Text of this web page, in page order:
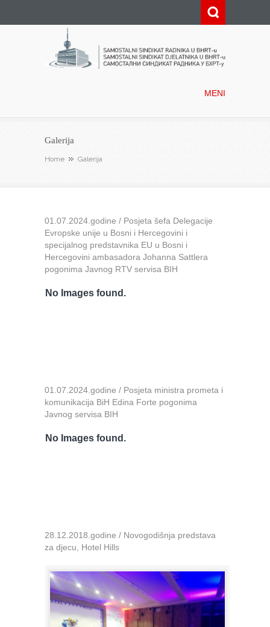
MENI
Galerija
Home Galerija
01.07.2024.godine / Posjeta šefa Delegacije
Evropske unije u Bosni i Hercegovini i
specijalnog predstavnika EU u Bosni i
Hercegovini ambasadora Johanna Sattlera
pogonima Javnog RTV servisa BIH
No Images found.
01.07.2024.godine / Posjeta ministra prometa i
komunikacija BiH Edina Forte pogonima
Javnog servisa BIH
No Images found.
28.12.2018.godine / Novogodišnja predstava
za djecu, Hotel Hills